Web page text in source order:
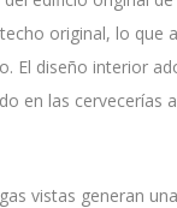
original, lo que
El diseño interior
en las cervecerías
vistas generan